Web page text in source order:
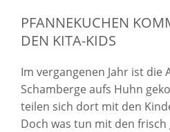
PFANNEKUCHEN
DEN KITA-KIDS
Im vergangenen Jahr ist die
Schamberge aufs Huhn
teilen sich dort mit den
Doch was tun mit den frisch